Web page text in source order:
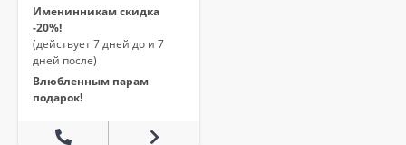
Именинникам скидка
-20%!
(действует 7 дней до и 7
дней после)
Влюбленным парам
подарок!